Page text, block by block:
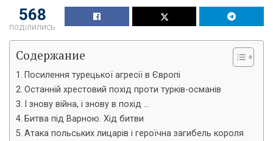
568
ПОДІЛИЛИСЬ
Содержание
Посилення турецької агресії в Європі
Останній хрестовий похід проти турків-османів
І знову війна, і знову в похід …
Битва під Варною. Хід битви
Атака польських лицарів і героїчна загибель короля